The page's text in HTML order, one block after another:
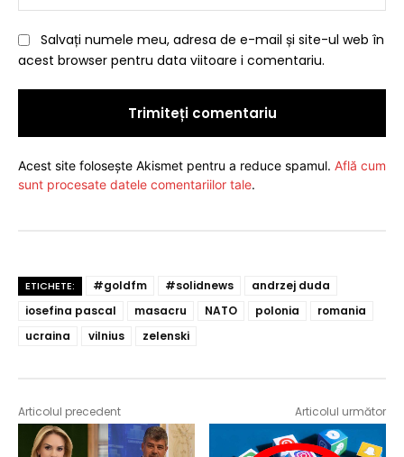
Salvați numele meu, adresa de e-mail și site-ul web în
acest browser pentru data viitoare i comentariu.
Acest site folosește Akismet pentru a reduce spamul. Află cum
sunt procesate datele comentariilor tale.
ETICHETE: #goldfm #solidnews
andrzej duda
iosefina pascal
masacru NATO polonia
romania
ucraina
vilnius zelenski
Articolul precedent Articolul următor